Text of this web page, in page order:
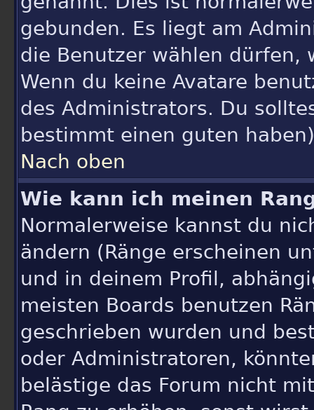
gebunden. Es liegt am
die Benutzer wählen dürfen,
Wenn du keine Avatare
des Administrators. Du
bestimmt einen guten
Nach oben
Wie kann ich meinen
Normalerweise kannst du
ändern (Ränge erscheinen
und in deinem Profil,
meisten Boards benutzen
geschrieben wurden und
oder Administratoren,
belästige das Forum nicht